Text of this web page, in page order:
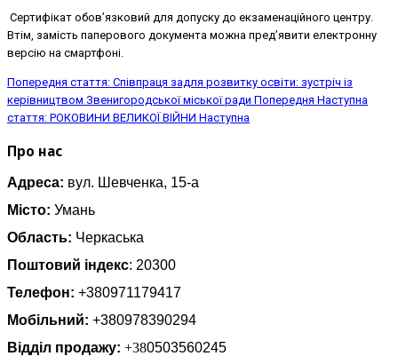
Сертифікат обов’язковий для допуску до екзаменаційного центру.
Втім, замість паперового документа можна пред’явити електронну
версію на смартфоні.
Попередня стаття: Співпраця задля розвитку освіти: зустріч із
керівництвом Звенигородської міської ради Попередня Наступна
стаття: РОКОВИНИ ВЕЛИКОЇ ВІЙНИ Наступна
Про нас
Адреса: вул. Шевченка, 15-а
Місто: Умань
Область: Черкаська
Поштовий індекс: 20300
Телефон: +380971179417
Мобільний: +380978390294
Відділ продажу: +380503560245